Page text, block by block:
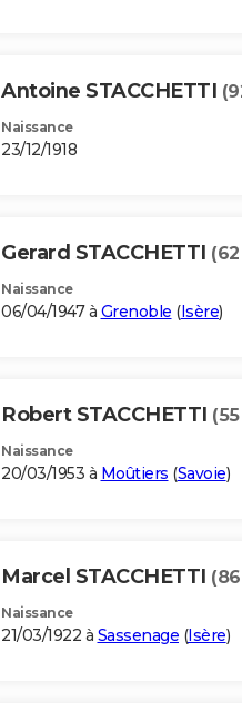
Antoine STACCHETTI
Naissance
23/12/1918
Gerard STACCHETTI
Naissance
06/04/1947 à Grenoble (Isère)
Robert STACCHETTI
Naissance
20/03/1953 à Moûtiers (Savoie)
Marcel STACCHETTI
Naissance
21/03/1922 à Sassenage (Isère)